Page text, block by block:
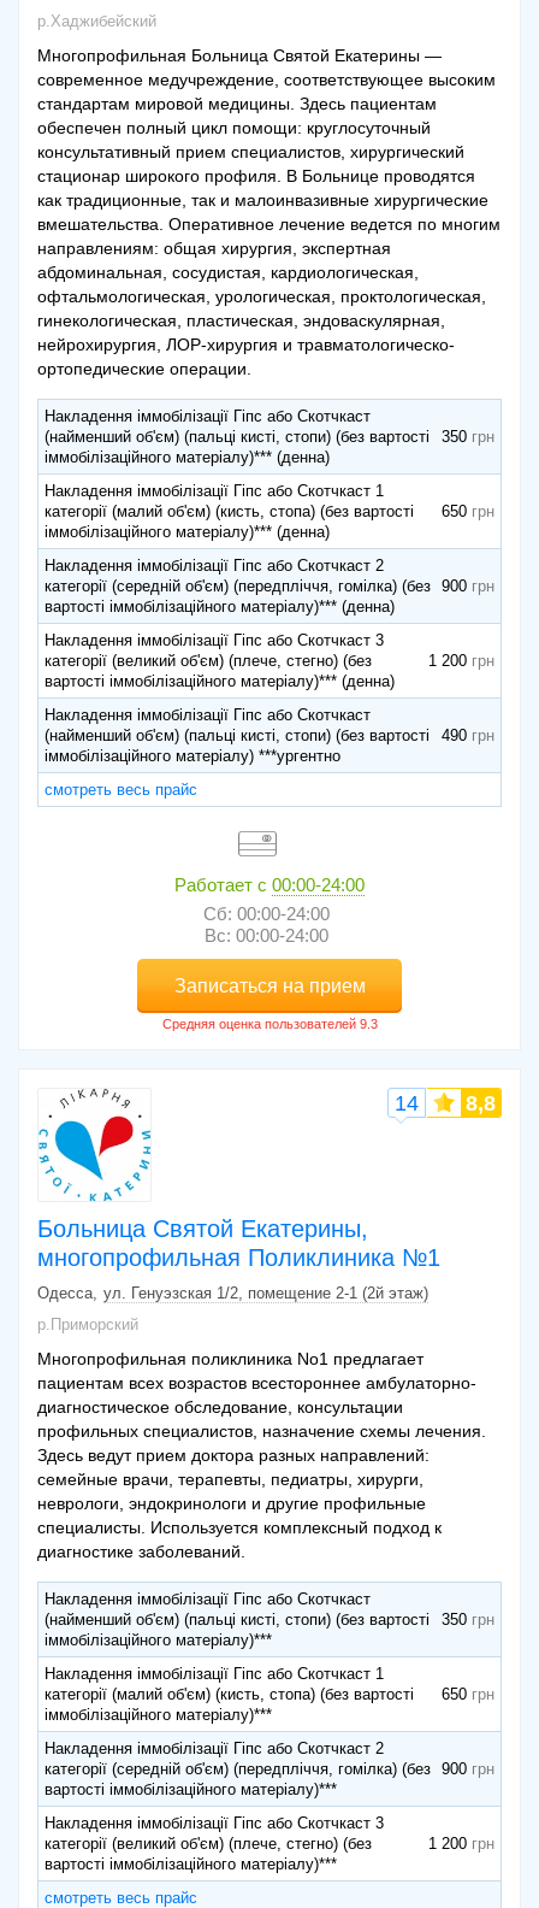
р.Хаджибейский
Многопрофильная Больница Святой Екатерины —
современное медучреждение, соответствующее высоким
стандартам мировой медицины. Здесь пациентам
обеспечен полный цикл помощи: круглосуточный
консультативный прием специалистов, хирургический
стационар широкого профиля. В Больнице проводятся
как традиционные, так и малоинвазивные хирургические
вмешательства. Оперативное лечение ведется по многим
направлениям: общая хирургия, экспертная
абдоминальная, сосудистая, кардиологическая,
офтальмологическая, урологическая, проктологическая,
гинекологическая, пластическая, эндоваскулярная,
нейрохирургия, ЛОР-хирургия и травматологическо-
ортопедические операции.
Накладення іммобілізації Гіпс або Скотчкаст
(найменший об'єм) (пальці кисті, стопи) (без вартості
іммобілізаційного матеріалу)*** (денна)
350
Накладення іммобілізації Гіпс або Скотчкаст 1
категорії (малий об'єм) (кисть, стопа) (без вартості
іммобілізаційного матеріалу)*** (денна)
650
Накладення іммобілізації Гіпс або Скотчкаст 2
категорії (середній об'єм) (передпліччя, гомілка) (без
вартості іммобілізаційного матеріалу)*** (денна)
900
Накладення іммобілізації Гіпс або Скотчкаст 3
категорії (великий об'єм) (плече, стегно) (без
вартості іммобілізаційного матеріалу)*** (денна)
1 200
Накладення іммобілізації Гіпс або Скотчкаст
(найменший об'єм) (пальці кисті, стопи) (без вартості
іммобілізаційного матеріалу) ***ургентно
490
смотреть весь прайс
Работает с 00:00-24:00
Сб: 00:00-24:00
Вс: 00:00-24:00
Записаться на прием
Больница Святой Екатерины,
многопрофильная Поликлиника №1
14 8,8
Одесса ул. Генуэзская 1/2, помещение 2-1 (2й этаж)
р.Приморский
Многопрофильная поликлиника No1 предлагает
пациентам всех возрастов всестороннее амбулаторно-
диагностическое обследование, консультации
профильных специалистов, назначение схемы лечения.
Здесь ведут прием доктора разных направлений:
семейные врачи, терапевты, педиатры, хирурги,
неврологи, эндокринологи и другие профильные
специалисты. Используется комплексный подход к
диагностике заболеваний.
Накладення іммобілізації Гіпс або Скотчкаст
(найменший об'єм) (пальці кисті, стопи) (без вартості
іммобілізаційного матеріалу)***
350
Накладення іммобілізації Гіпс або Скотчкаст 1
категорії (малий об'єм) (кисть, стопа) (без вартості
іммобілізаційного матеріалу)***
650
Накладення іммобілізації Гіпс або Скотчкаст 2
категорії (середній об'єм) (передпліччя, гомілка) (без
вартості іммобілізаційного матеріалу)***
900
Накладення іммобілізації Гіпс або Скотчкаст 3
категорії (великий об'єм) (плече, стегно) (без
вартості іммобілізаційного матеріалу)***
1 200
смотреть весь прайс